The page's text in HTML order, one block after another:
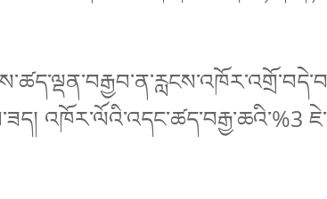
འཁོར་ལོའི་འདང་ཚད་བརྒྱ་ཆའི་%3 ཇེ་